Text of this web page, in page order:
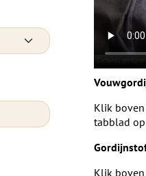
Klik
tabblad
Klik